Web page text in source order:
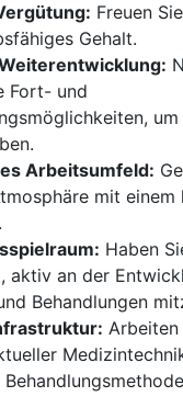
Freuen
Gehalt.
Fort- und
um
Arbeitsumfeld:
mit einem
Haben
aktiv an der
Behandlungen
Arbeiten